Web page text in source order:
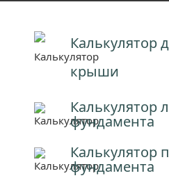
Калькулятор
крыши
Калькулятор
фундамента
Калькулятор
фундамента